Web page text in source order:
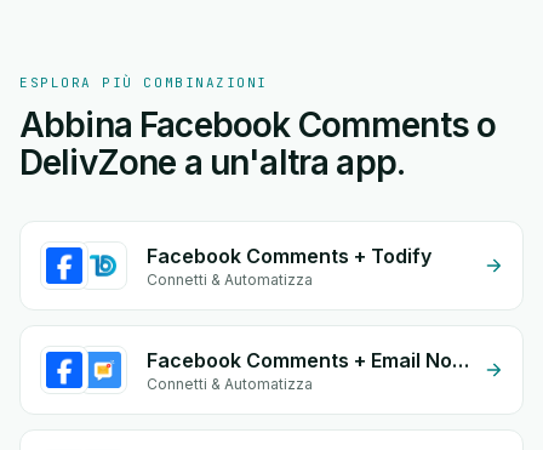
ESPLORA PIÙ COMBINAZIONI
Abbina Facebook Comments o
DelivZone a un'altra app.
Facebook Comments + Todify
Connetti & Automatizza
Facebook Comments + Email Notifications by eGrow
Connetti & Automatizza